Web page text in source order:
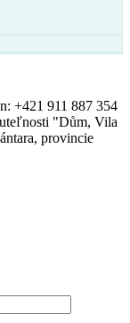
+421 911 887 354
"Dům, Vila
provincie